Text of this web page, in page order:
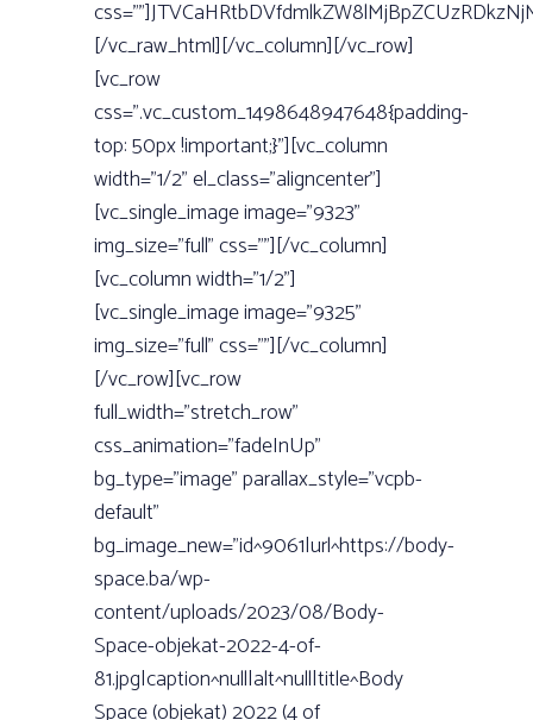
[/vc_raw_html][/vc_column][/vc_row]
[vc_row
css=”.vc_custom_1498648947648{padding-
top: 50px !important;}”][vc_column
width=”1/2” el_class=”aligncenter”]
[vc_single_image image=”9323”
img_size=”full” css=””][/vc_column]
[vc_column width=”1/2”]
[vc_single_image image=”9325”
img_size=”full” css=””][/vc_column]
[/vc_row][vc_row
full_width=”stretch_row”
css_animation=”fadeInUp”
bg_type=”image” parallax_style=”vcpb-
default”
bg_image_new=”id^9061|url^https://body-
space.ba/wp-
content/uploads/2023/08/Body-
Space-objekat-2022-4-of-
81.jpg|caption^null|alt^null|title^Body
Space (objekat) 2022 (4 of